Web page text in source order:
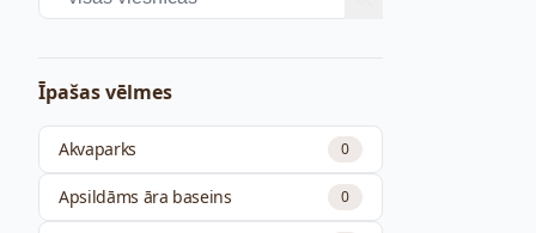
Īpašas vēlmes
Akvaparks 0
Apsildāms āra baseins 0